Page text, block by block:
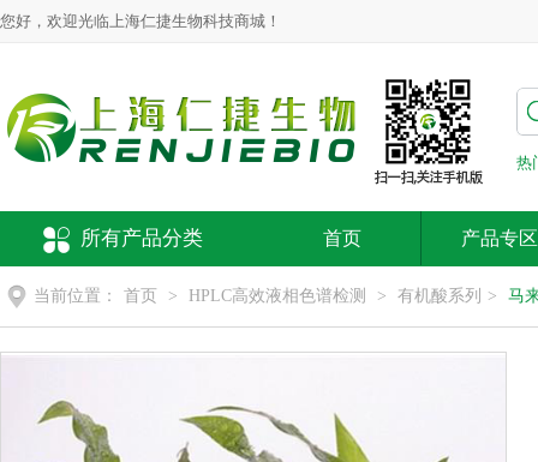
您好，欢迎光临上海仁捷生物科技商城！
热
所有产品分类 首页 产品专区
当前位置： 首页 > HPLC高效液相色谱检测 > 有机酸系列 > 马